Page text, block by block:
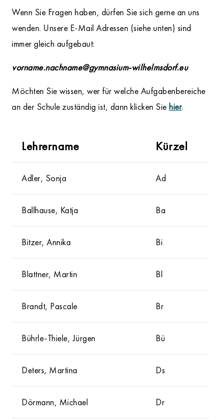
Wenn Sie Fragen haben, dürfen Sie sich gerne an uns
wenden. Unsere E-Mail Adressen (siehe unten) sind
immer gleich aufgebaut:
vorname.nachname@gymnasium-wilhelmsdorf.eu
Möchten Sie wissen, wer für welche Aufgabenbereiche
an der Schule zuständig ist, dann klicken Sie hier.
Lehrername Kürzel
Adler, Sonja Ad
Ballhause, Katja Ba
Bitzer, Annika Bi
Blattner, Martin Bl
Brandt, Pascale Br
Bührle-Thiele, Jürgen Bü
Deters, Martina Ds
Dörmann, Michael Dr